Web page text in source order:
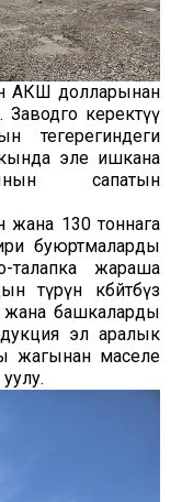
АКШ долларынан
Заводго керектүү
тегерегиндеги
эле ишкана
сапатын
жана 130 тоннага
буюртмаларды
жараша
түрүн көбөйтөбүз
жана башкаларды
эл аралык
жагынан маселе